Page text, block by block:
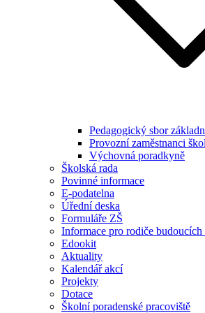
Pedagogický sbor
Provozní zaměstnanci
Výchovná poradkyně
Školská rada
Povinné informace
E-podatelna
Úřední deska
Formuláře ZŠ
Informace pro rodiče budoucích
Edookit
Aktuality
Kalendář akcí
Projekty
Dotace
Školní poradenské pracoviště